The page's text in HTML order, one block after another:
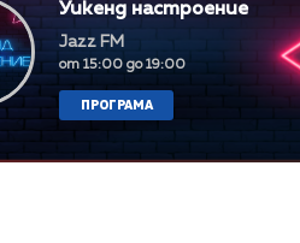
Уикенд настроение
Jazz FM
от 15:00 до 19:00
ПРОГРАМА